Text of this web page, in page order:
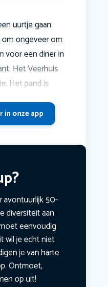
uurtje gaan
ongeveer om
voor een diner in
Het Veerhuis
Het pand is
in onze app
avontuurlijk 50-
diversiteit aan
eenvoudig
wil je echt niet
je van harte
Ontmoet,
op uit!